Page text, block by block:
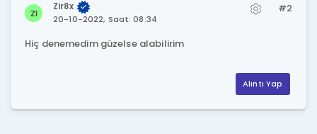
Zir8x
20-10-2022, Saat: 08:34
#2
Hiç denemedim güzelse alabilirim
Alıntı Yap